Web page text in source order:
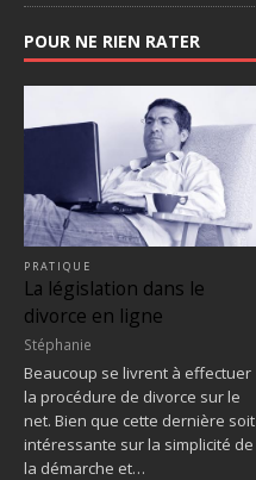
POUR NE RIEN RATER
PRATIQUE
La législation dans le
divorce en ligne
Stéphanie
Beaucoup se livrent à effectuer
la procédure de divorce sur le
net. Bien que cette dernière soit
intéressante sur la simplicité de
la démarche et…